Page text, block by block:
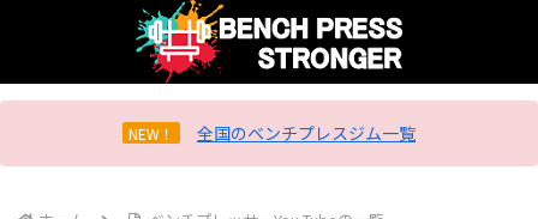
NEW！ 全国のベンチプレスジム一覧